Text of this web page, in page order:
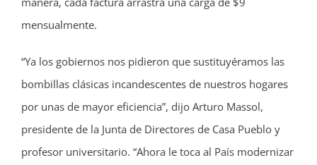
mensualmente.
“Ya los gobiernos nos pidieron que sustituyéramos las
bombillas clásicas incandescentes de nuestros hogares
por unas de mayor eficiencia”, dijo Arturo Massol,
presidente de la Junta de Directores de Casa Pueblo y
profesor universitario. “Ahora le toca al País modernizar